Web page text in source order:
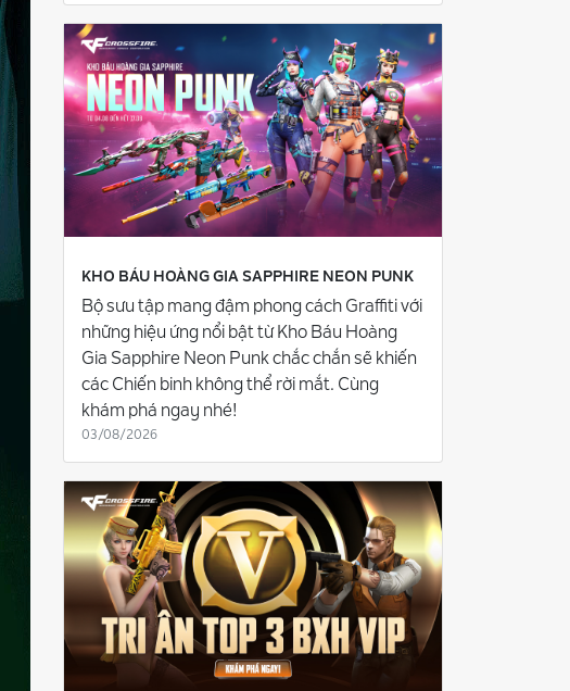
KHO BÁU HOÀNG GIA SAPPHIRE NEON PUNK
Bộ sưu tập mang đậm phong cách Graffiti với
những hiệu ứng nổi bật từ Kho Báu Hoàng
Gia Sapphire Neon Punk chắc chắn sẽ khiến
các Chiến binh không thể rời mắt. Cùng
khám phá ngay nhé!
03/08/2026